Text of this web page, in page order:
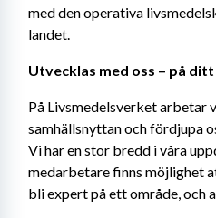
med den operativa
landet.
Utvecklas med oss – på
På Livsmedelsverket arbetar
samhällsnyttan och fördjupa
Vi har en stor bredd i våra
medarbetare finns möjlighet
bli expert på ett område, och